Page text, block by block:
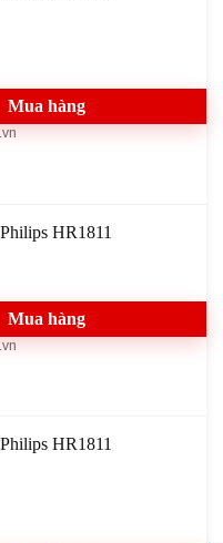
Mua hàng
HR1811
Mua hàng
HR1811